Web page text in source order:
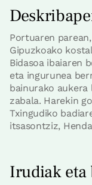
Portuaren
Gipuzkoako
Bidasoa ibaiaren
eta ingurunea
bainurako aukera
zabala. Harekin
Txingudiko
itsasontziz,
Irudiak eta